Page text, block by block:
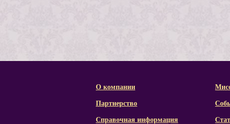
О компании
Партнерство
Справочная информация